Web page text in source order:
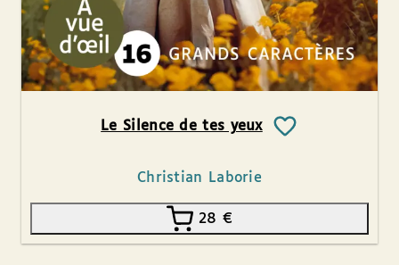
Le Silence de tes yeux
Christian Laborie
28 €